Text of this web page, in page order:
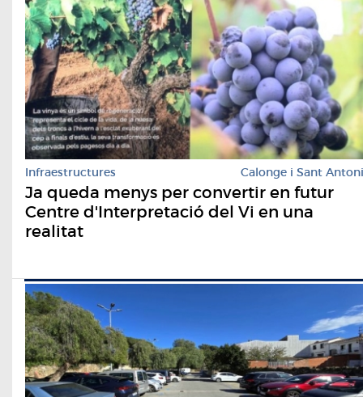
Infraestructures Calonge i Sant Antoni
Ja queda menys per convertir en futur
Centre d'Interpretació del Vi en una
realitat